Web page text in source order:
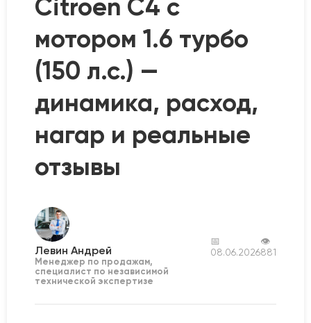
Citroen C4 с
мотором 1.6 турбо
(150 л.с.) —
динамика, расход,
нагар и реальные
отзывы
Левин Андрей
Менеджер по продажам,
специалист по независимой
технической экспертизе
📅
08.06.2026
👁
881